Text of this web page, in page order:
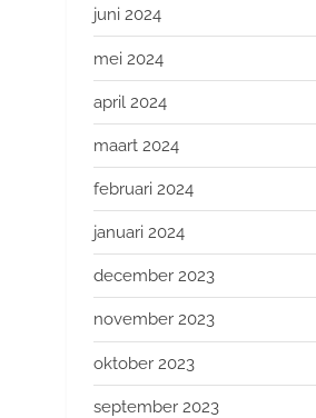
juni 2024
mei 2024
april 2024
maart 2024
februari 2024
januari 2024
december 2023
november 2023
oktober 2023
september 2023